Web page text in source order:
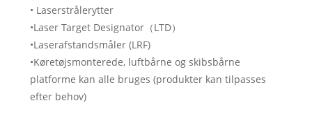
• Laserstrålerytter
•Laser Target Designator（LTD）
•Laserafstandsmåler (LRF)
•Køretøjsmonterede, luftbårne og skibsbårne
platforme kan alle bruges (produkter kan tilpasses
efter behov)